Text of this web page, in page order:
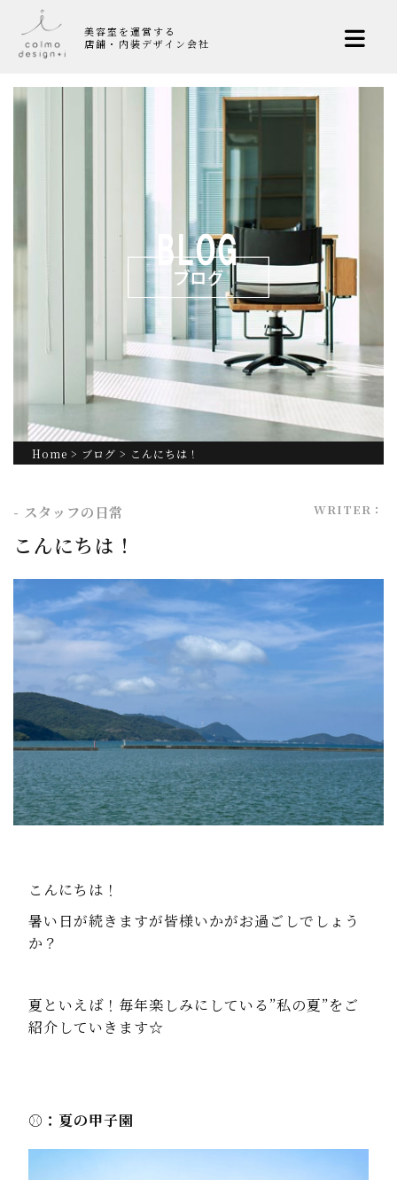
美容室を運営する
店舗・内装デザイン会社
Home > ブログ > こんにちは！
- スタッフの日常 WRITER：
こんにちは！
こんにちは！
暑い日が続きますが皆様いかがお過ごしでしょう
か？
夏といえば！毎年楽しみにしている”私の夏”をご
紹介していきます☆
⚾️：夏の甲子園